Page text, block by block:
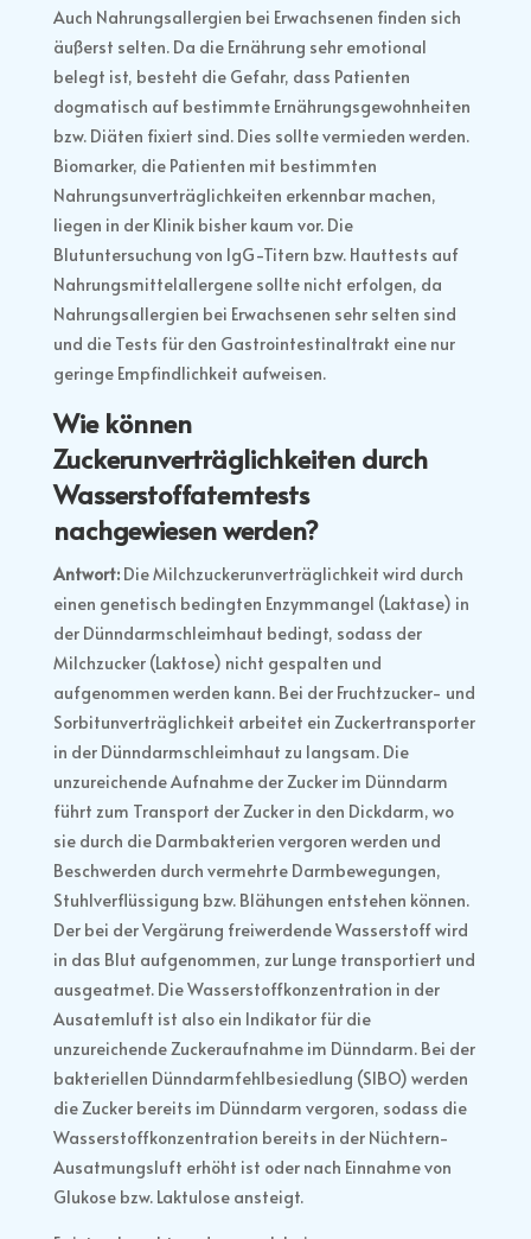
Auch Nahrungsallergien bei Erwachsenen finden sich
äußerst selten. Da die Ernährung sehr emotional
belegt ist, besteht die Gefahr, dass Patienten
dogmatisch auf bestimmte Ernährungsgewohnheiten
bzw. Diäten fixiert sind. Dies sollte vermieden werden.
Biomarker, die Patienten mit bestimmten
Nahrungsunverträglichkeiten erkennbar machen,
liegen in der Klinik bisher kaum vor. Die
Blutuntersuchung von IgG-Titern bzw. Hauttests auf
Nahrungsmittelallergene sollte nicht erfolgen, da
Nahrungsallergien bei Erwachsenen sehr selten sind
und die Tests für den Gastrointestinaltrakt eine nur
geringe Empfindlichkeit aufweisen.
Wie können
Zuckerunverträglichkeiten durch
Wasserstoffatemtests
nachgewiesen werden?
Antwort: Die Milchzuckerunverträglichkeit wird durch
einen genetisch bedingten Enzymmangel (Laktase) in
der Dünndarmschleimhaut bedingt, sodass der
Milchzucker (Laktose) nicht gespalten und
aufgenommen werden kann. Bei der Fruchtzucker- und
Sorbitunverträglichkeit arbeitet ein Zuckertransporter
in der Dünndarmschleimhaut zu langsam. Die
unzureichende Aufnahme der Zucker im Dünndarm
führt zum Transport der Zucker in den Dickdarm, wo
sie durch die Darmbakterien vergoren werden und
Beschwerden durch vermehrte Darmbewegungen,
Stuhlverflüssigung bzw. Blähungen entstehen können.
Der bei der Vergärung freiwerdende Wasserstoff wird
in das Blut aufgenommen, zur Lunge transportiert und
ausgeatmet. Die Wasserstoffkonzentration in der
Ausatemluft ist also ein Indikator für die
unzureichende Zuckeraufnahme im Dünndarm. Bei der
bakteriellen Dünndarmfehlbesiedlung (SIBO) werden
die Zucker bereits im Dünndarm vergoren, sodass die
Wasserstoffkonzentration bereits in der Nüchtern-
Ausatmungsluft erhöht ist oder nach Einnahme von
Glukose bzw. Laktulose ansteigt.